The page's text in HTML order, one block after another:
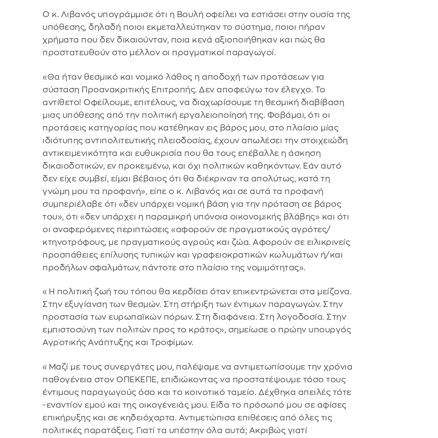
Ο κ. Λιβανός υπογράμμισε ότι η Βουλή οφείλει να εστιάσει στην ουσία της
υπόθεσης, δηλαδή ποιοι εκμεταλλεύτηκαν το σύστημα, ποιοι πήραν
χρήματα που δεν δικαιούνταν, ποια κενά αξιοποιήθηκαν και πώς θα
προστατευθούν στο μέλλον οι πραγματικοί παραγωγοί.
«Θα ήταν θεσμικό και νομικό λάθος η αποδοχή των προτάσεων για
σύσταση Προανακριτικής Επιτροπής. Δεν αποφεύγω τον έλεγχο. Το
αντίθετο! Οφείλουμε, επιτέλους, να διαχωρίσουμε τη θεσμική διαβίβαση
μιας υπόθεσης από την πολιτική εργαλειοποίησή της. Φοβάμαι, ότι οι
προτάσεις κατηγορίας που κατέθηκαν εις βάρος μου, στο πλαίσιο μίας
ιδιότυπης αντιπολιτευτικής πλειοδοσίας, έχουν απωλέσει την στοιχειώδη
αντικειμενικότητα και ευθυκρισία που θα τους επέβαλλε η άσκηση
δικαιοδοτικών, εν προκειμένω, και όχι πολιτικών καθηκόντων. Εάν αυτό
δεν είχε συμβεί, είμαι βέβαιος ότι θα διέκριναν τα απολύτως, κατά τη
γνώμη μου τα προφανή», είπε ο κ. Λιβανός και σε αυτά τα προφανή
συμπεριέλαβε ότι «δεν υπάρχει νομική βάση για την πρόταση σε βάρος
του», ότι «δεν υπάρχει η παραμικρή υπόνοια οικονομικής βλάβης» και ότι
οι αναφερόμενες περιπτώσεις «αφορούν σε πραγματικούς αγρότες/
κτηνοτρόφους, με πραγματικούς αγρούς και ζώα. Αφορούν σε ειλικρινείς
προσπάθειες επίλυσης τυπικών και γραφειοκρατικών κωλυμάτων ή/και
προδήλων σφαλμάτων, πάντοτε στο πλαίσιο της νομιμότητας».
«Η πολιτική ζωή του τόπου θα κερδίσει όταν επικεντρώνεται στα μείζονα.
Στην εξυγίανση των θεσμών. Στη στήριξη των έντιμων παραγωγών. Στην
προστασία των ευρωπαϊκών πόρων. Στη διαφάνεια. Στη λογοδοσία. Στην
εμπιστοσύνη των πολιτών προς το κράτος», σημείωσε ο πρώην υπουργός
Αγροτικής Ανάπτυξης και Τροφίμων.
«Μαζί με τους συνεργάτες μου, παλέψαμε να αντιμετωπίσουμε την χρόνια
παθογένεια στον ΟΠΕΚΕΠΕ, επιδιώκοντας να προστατέψουμε τόσο τους
έντιμους παραγωγούς όσο και το κοινοτικό ταμείο. Δέχθηκα απειλές τότε
-εναντίον εμού και της οικογένειάς μου. Είδα το πρόσωπό μου σε αφίσες
επικήρυξης και σε κηδειόχαρτα. Αντιμετώπισα επιθέσεις από όλες τις
πολιτικές παρατάξεις. Γιατί τα υπέστην όλα αυτά; Ακριβώς γιατί